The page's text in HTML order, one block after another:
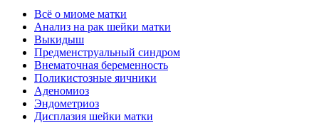
Всё о миоме матки
Анализ на рак шейки матки
Выкидыш
Предменструальный синдром
Внематочная беременность
Поликистозные яичники
Аденомиоз
Эндометриоз
Дисплазия шейки матки